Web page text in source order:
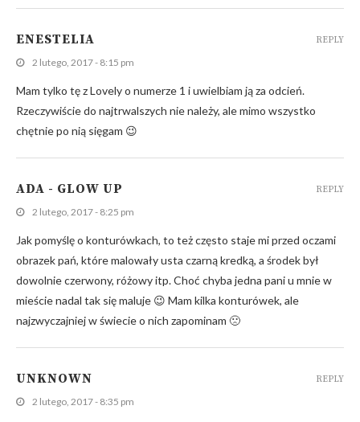
ENESTELIA
2 lutego, 2017 - 8:15 pm
Mam tylko tę z Lovely o numerze 1 i uwielbiam ją za odcień.
Rzeczywiście do najtrwalszych nie należy, ale mimo wszystko
chętnie po nią sięgam 😉
REPLY
ADA - GLOW UP
2 lutego, 2017 - 8:25 pm
Jak pomyślę o konturówkach, to też często staje mi przed oczami
obrazek pań, które malowały usta czarną kredką, a środek był
dowolnie czerwony, różowy itp. Choć chyba jedna pani u mnie w
mieście nadal tak się maluje 😉 Mam kilka konturówek, ale
najzwyczajniej w świecie o nich zapominam 🙁
REPLY
UNKNOWN
2 lutego, 2017 - 8:35 pm
REPLY